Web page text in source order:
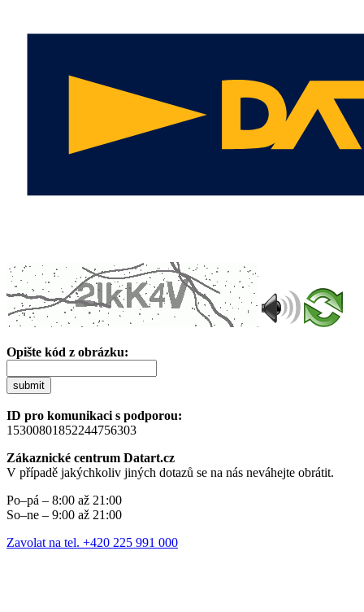
Opište kód z obrázku:
submit
ID pro komunikaci s podporou:
15300801852244756303
Zákaznické centrum Datart.cz
V případě jakýchkoliv jiných dotazů se na nás neváhejte obrátit.
Po–pá – 8:00 až 21:00
So–ne – 9:00 až 21:00
Zavolat na tel. +420 225 991 000